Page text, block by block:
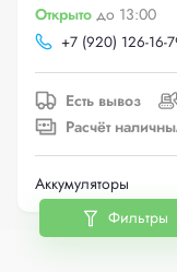
Открыто до 13:00
+7 (920) 126-16-
Есть вывоз
Расчёт
Аккумуляторы
Фильтры